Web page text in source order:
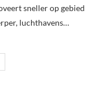
sneller op gebied
luchthavens…